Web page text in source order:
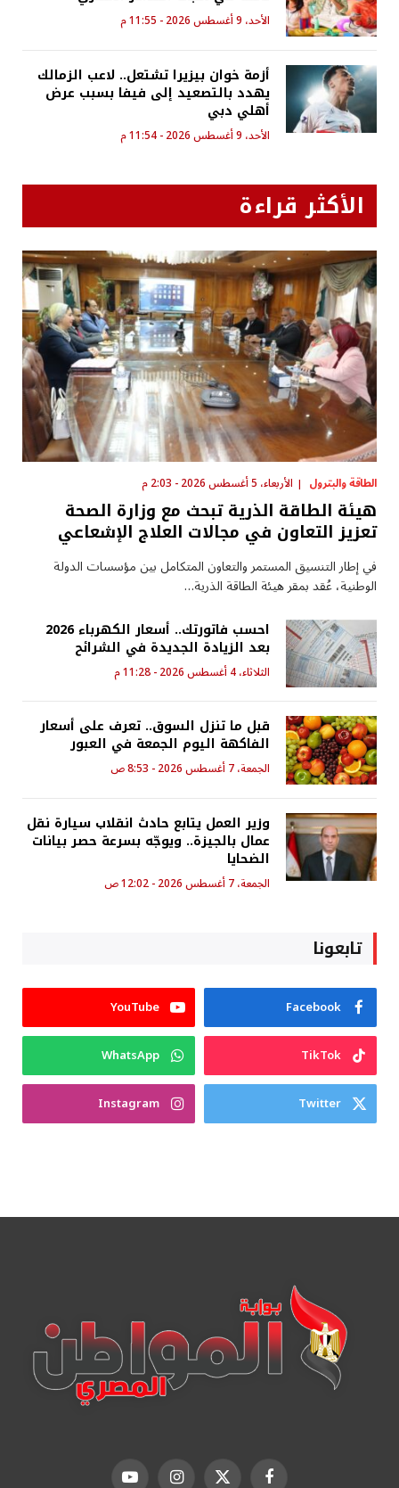
الأحد، 9 أغسطس 2026 - 11:55 م
أزمة خوان بيزيرا تشتعل.. لاعب الزمالك
يهدد بالتصعيد إلى فيفا بسبب عرض
أهلي دبي
الأحد، 9 أغسطس 2026 - 11:54 م
الأكثر قراءة
الطاقة والبترول الأربعاء، 5 أغسطس 2026 - 2:03 م
هيئة الطاقة الذرية تبحث مع وزارة الصحة
تعزيز التعاون في مجالات العلاج الإشعاعي
في إطار التنسيق المستمر والتعاون المتكامل بين مؤسسات الدولة
الوطنية، عُقد بمقر هيئة الطاقة الذرية…
احسب فاتورتك.. أسعار الكهرباء 2026
بعد الزيادة الجديدة في الشرائح
الثلاثاء، 4 أغسطس 2026 - 11:28 م
قبل ما تنزل السوق.. تعرف على أسعار
الفاكهة اليوم الجمعة في العبور
الجمعة، 7 أغسطس 2026 - 8:53 ص
وزير العمل يتابع حادث انقلاب سيارة نقل
عمال بالجيزة.. ويوجّه بسرعة حصر بيانات
الضحايا
الجمعة، 7 أغسطس 2026 - 12:02 ص
تابعونا
Facebook
YouTube
TikTok
WhatsApp
Twitter
Instagram